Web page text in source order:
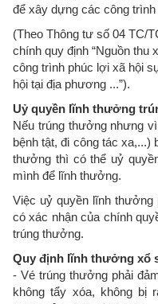
để xây dựng các công
(Theo Thông tư số 04 TC/
chính quy định “Nguồn thu
công trình phúc lợi xã hội
hội tại địa phương ...”).
Uỷ quyền lĩnh thưởng
Nếu trúng thưởng nhưng
bệnh tật, đi công tác xa,...)
thưởng thì có thể uỷ
mình để lĩnh thưởng.
Việc uỷ quyền lĩnh
có xác nhận của chính
trúng thưởng.
Quy định lĩnh thưởng xổ
- Vé trúng thưởng phải
không tẩy xóa, không bị